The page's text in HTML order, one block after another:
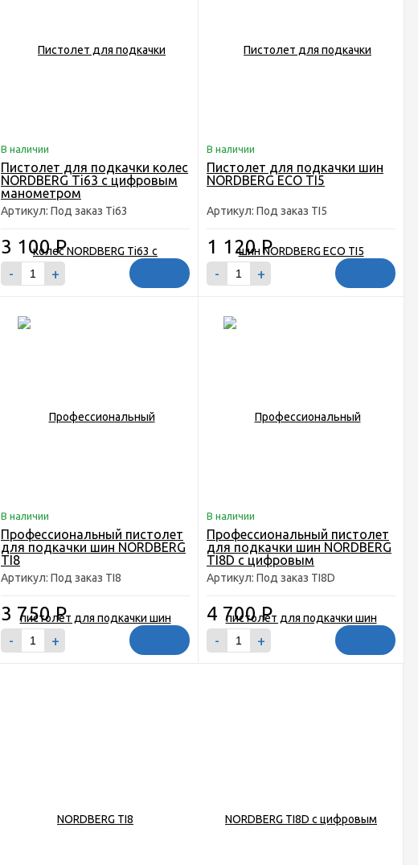
В наличии
Пистолет для подкачки колес
NORDBERG Ti63 с цифровым
манометром
Артикул: Под заказ Ti63
3 100Р
- +
В наличии
Пистолет для подкачки шин
NORDBERG ECO TI5
Артикул: Под заказ TI5
1 120Р
- +
В наличии
Профессиональный пистолет
для подкачки шин NORDBERG
TI8
Артикул: Под заказ TI8
3 750Р
- +
В наличии
Профессиональный пистолет
для подкачки шин NORDBERG
TI8D с цифровым
манометром
Артикул: Под заказ TI8D
4 700Р
- +